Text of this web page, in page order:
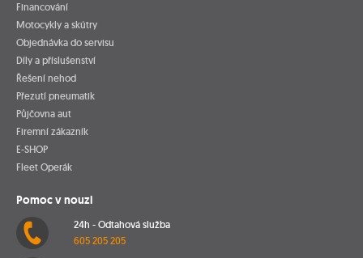
Financování
Motocykly a skútry
Objednávka do servisu
Díly a příslušenství
Řešení nehod
Přezutí pneumatik
Půjčovna aut
Firemní zákazník
E-SHOP
Fleet Operák
Pomoc v nouzi
24h - Odtahová služba
605 205 205